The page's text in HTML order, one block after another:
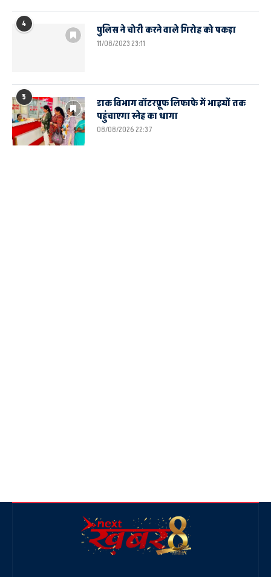
4 पुलिस ने चोरी करने वाले गिरोह को पकड़ा
11/08/2023 23:11
5
डाक विभाग वॉटरप्रूफ लिफाफे में भाइयों तक
पहुंचाएगा स्नेह का धागा
08/08/2026 22:37